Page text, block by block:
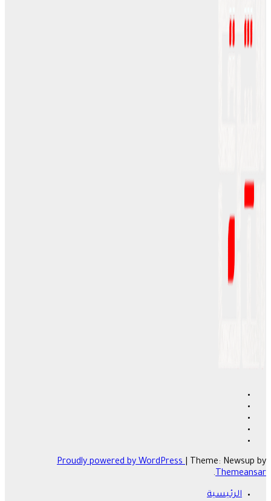
Proudly powered by WordPress
Theme: Newsup by
Themeansar
.
الرئيسية